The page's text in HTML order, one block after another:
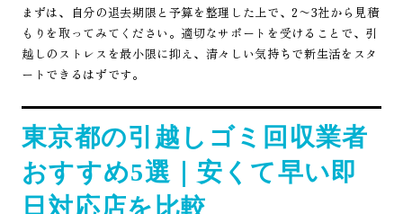
まずは、自分の退去期限と予算を整理した上で、2〜3社から見積
もりを取ってみてください。適切なサポートを受けることで、引
越しのストレスを最小限に抑え、清々しい気持ちで新生活をスタ
ートできるはずです。
東京都の引越しゴミ回収業者
おすすめ5選｜安くて早い即
日対応店を比較